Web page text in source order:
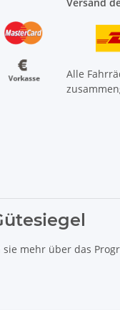
Alle
mehr über das